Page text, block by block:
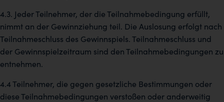
4.3. Jeder Teilnehmer, der die Teilnahmebedingung erfüllt,
nimmt an der Gewinnziehung teil. Die Auslosung erfolgt nach
Teilnahmeschluss des Gewinnspiels. Teilnahmeschluss und
der Gewinnspielzeitraum sind den Teilnahmebedingungen zu
entnehmen.
4.4Teilnehmer, die gegen gesetzliche Bestimmungen oder
diese Teilnahmebedingungen verstoßen oder anderweitig